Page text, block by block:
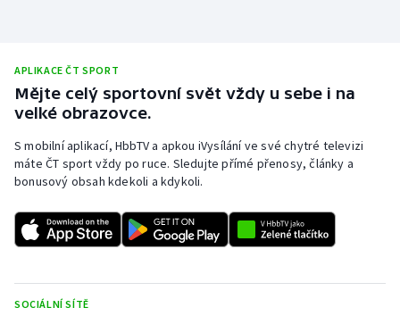
Olympijské hry
Parasport
Plavání
Ragby
Rychlobruslení
APLIKACE ČT SPORT
Mějte celý sportovní svět vždy u sebe i na
velké obrazovce.
S mobilní aplikací, HbbTV a apkou iVysílání ve své chytré televizi
máte ČT sport vždy po ruce. Sledujte přímé přenosy, články a
bonusový obsah kdekoli a kdykoli.
SOCIÁLNÍ SÍTĚ